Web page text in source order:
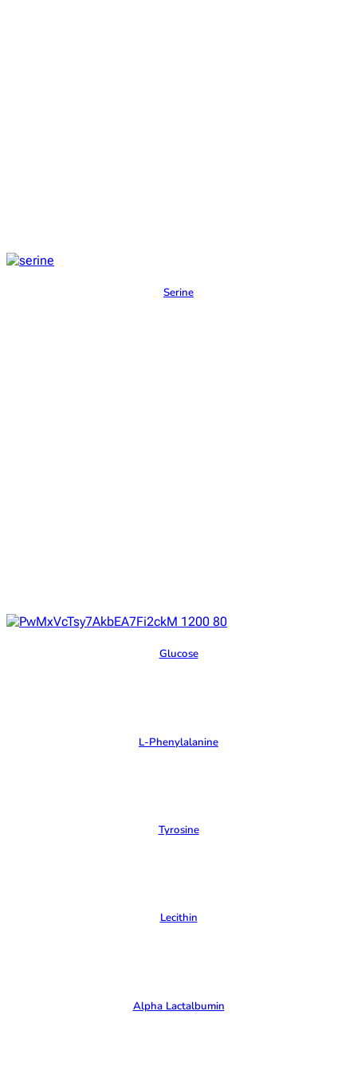
Serine
Glucose
L-Phenylalanine
Tyrosine
Lecithin
Alpha Lactalbumin